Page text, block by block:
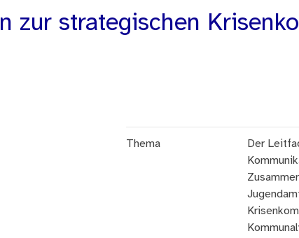
zur strategischen
Thema
Der